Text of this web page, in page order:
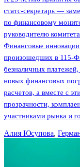
статс-секретарь —
по финансовому
руководителю
Финансовые
произошедших в 115-
безналичных
новых финансовых
расчетов, а вместе с
прозрачности,
участниками рынка и
Алия Юсупова,